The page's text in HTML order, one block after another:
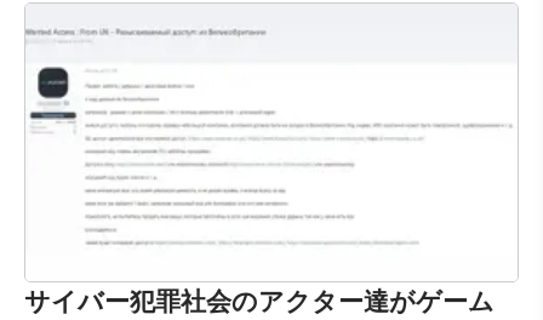
サイバー犯罪社会のアクター達がゲーム